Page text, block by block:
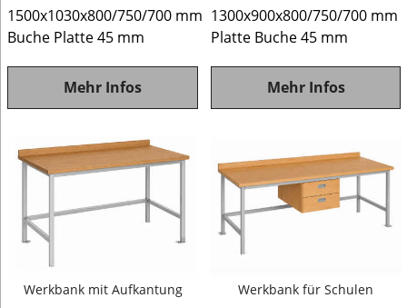
1500x1030x800/750/700 mm
Buche Platte 45 mm
Mehr Infos
1300x900x800/750/700 mm
Platte Buche 45 mm
Mehr Infos
Werkbank mit Aufkantung Werkbank für Schulen